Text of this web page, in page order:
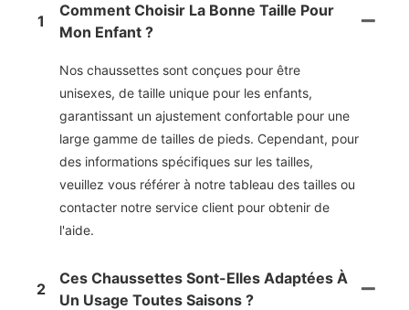
1
Comment Choisir La Bonne Taille Pour
Mon Enfant ?
Nos chaussettes sont conçues pour être
unisexes, de taille unique pour les enfants,
garantissant un ajustement confortable pour une
large gamme de tailles de pieds. Cependant, pour
des informations spécifiques sur les tailles,
veuillez vous référer à notre tableau des tailles ou
contacter notre service client pour obtenir de
l'aide.
2
Ces Chaussettes Sont-Elles Adaptées À
Un Usage Toutes Saisons ?